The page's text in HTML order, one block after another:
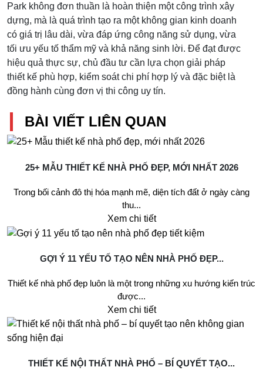
Park không đơn thuần là hoàn thiện một công trình xây
dựng, mà là quá trình tạo ra một không gian kinh doanh
có giá trị lâu dài, vừa đáp ứng công năng sử dụng, vừa
tối ưu yếu tố thẩm mỹ và khả năng sinh lời. Để đạt được
hiệu quả thực sự, chủ đầu tư cần lựa chọn giải pháp
thiết kế phù hợp, kiểm soát chi phí hợp lý và đặc biệt là
đồng hành cùng đơn vị thi công uy tín.
BÀI VIẾT LIÊN QUAN
25+ MẪU THIẾT KẾ NHÀ PHỐ ĐẸP, MỚI NHẤT 2026
Trong bối cảnh đô thị hóa mạnh mẽ, diện tích đất ở ngày càng
thu...
Xem chi tiết
GỢI Ý 11 YẾU TỐ TẠO NÊN NHÀ PHỐ ĐẸP...
Thiết kế nhà phố đẹp luôn là một trong những xu hướng kiến trúc
được...
Xem chi tiết
THIẾT KẾ NỘI THẤT NHÀ PHỐ – BÍ QUYẾT TẠO...